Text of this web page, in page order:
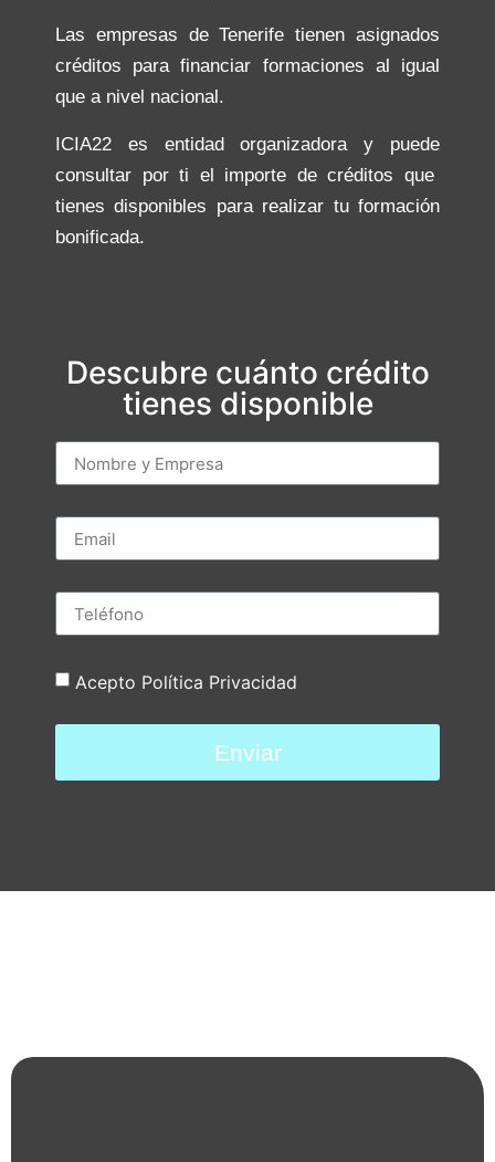
Las empresas de Tenerife tienen asignados
créditos para financiar formaciones al igual
que a nivel nacional.
ICIA22 es entidad organizadora y puede
consultar por ti el importe de créditos que
tienes disponibles para realizar tu formación
bonificada.
Descubre cuánto crédito
tienes disponible
Acepto Política Privacidad
Enviar